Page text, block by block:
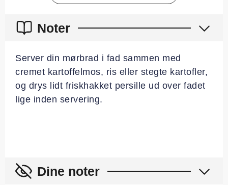
Noter
Server din mørbrad i fad sammen med
cremet kartoffelmos, ris eller stegte kartofler,
og drys lidt friskhakket persille ud over fadet
lige inden servering.
Dine noter